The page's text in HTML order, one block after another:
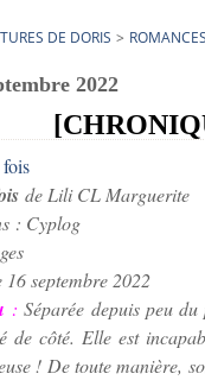
DE DORIS > ROMANCES
2022
de Lili CL Marguerite
: Cyplog
16 septembre 2022
: Séparée depuis peu
de côté. Elle est
! De toute manière,